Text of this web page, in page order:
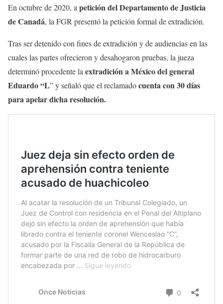
En octubre de 2020, apetición del Departamento de Justicia
de Canadá, la FGR presentó la petición formal de extradición.
Tras ser detenido con fines de extradición y de audiencias en las
cuales las partes ofrecieron y desahogaron pruebas, la jueza
determinó procedente laextradición a México del general
Eduardo “L” y señaló que el reclamadocuenta con 30 días
para apelar dicha resolución.